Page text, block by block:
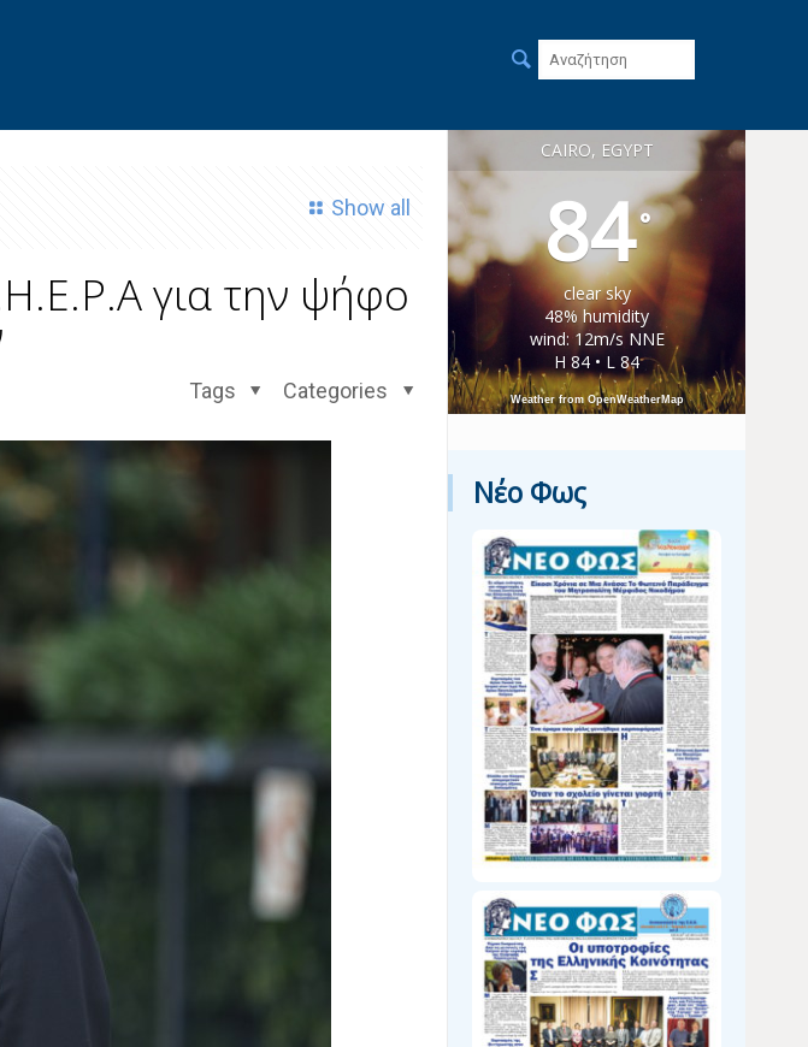
Show all
για την ψήφο
Categories
Tags
CAIRO, EGYPT
84°
clear sky
48% humidity
wind: 12m/s NNE
H 84 • L 84
Weather from OpenWeatherMap
Νέο Φως